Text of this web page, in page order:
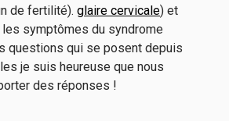
de fertilité). glaire cervicale) et
symptômes du syndrome
questions qui se posent depuis
je suis heureuse que nous
des réponses !